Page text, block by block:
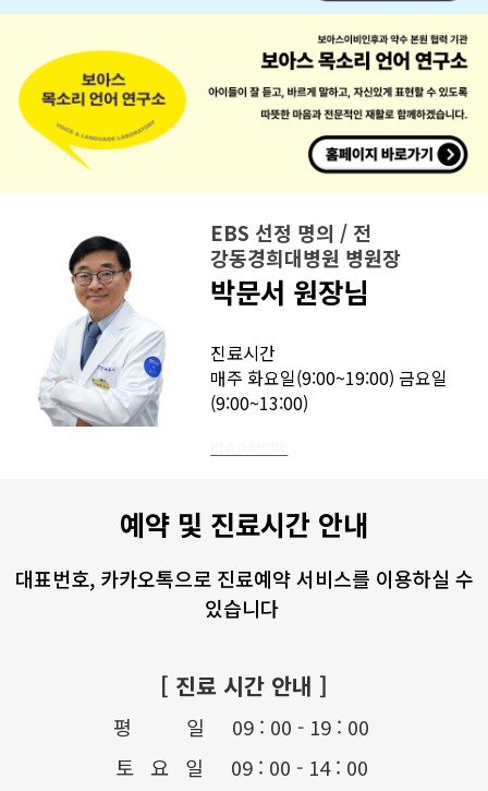
EBS 선정 명의 / 전
강동경희대병원 병원장
박문서 원장님
진료시간
매주 화요일(9:00~19:00) 금요일
(9:00~13:00)
예약 및 진료시간 안내
대표번호, 카카오톡으로 진료예약 서비스를 이용하실 수
있습니다
[ 진료 시간 안내 ]
평 일 09 : 00 - 19 : 00
토 요 일 09 : 00 - 14 : 00